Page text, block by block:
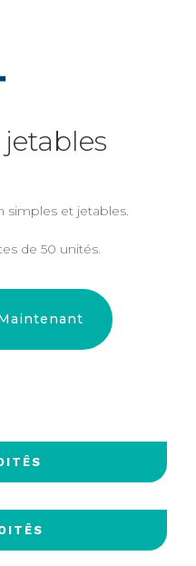
simples et jetables.
de 50 unités.